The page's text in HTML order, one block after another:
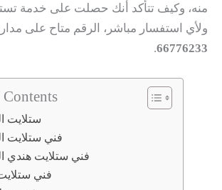
منه، وكيف تتأكد أنك حصلت على خدمة
ولأي استفسار مباشر، الرقم متاح على مدار
66776233
.
ستلايت
فني ستلايت
فني ستلايت هندي
فني